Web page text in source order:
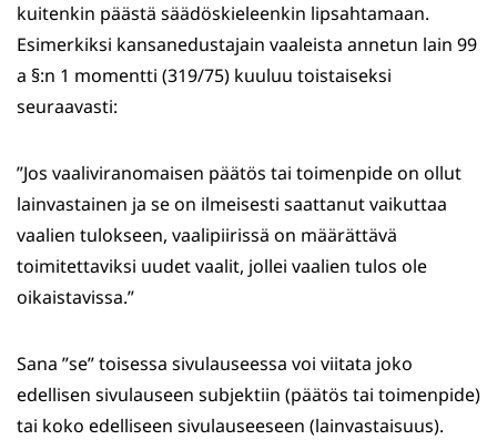
kuitenkin päästä säädöskieleenkin lipsahtamaan.
Esimerkiksi kansanedustajain vaaleista annetun lain 99
a §:n 1 momentti (319/75) kuuluu toistaiseksi
seuraavasti:
”Jos vaaliviranomaisen päätös tai toimenpide on ollut
lainvastainen ja se on ilmeisesti saattanut vaikuttaa
vaalien tulokseen, vaalipiirissä on määrättävä
toimitettaviksi uudet vaalit, jollei vaalien tulos ole
oikaistavissa.”
Sana ”se” toisessa sivulauseessa voi viitata joko
edellisen sivulauseen subjektiin (päätös tai toimenpide)
tai koko edelliseen sivulauseeseen (lainvastaisuus).